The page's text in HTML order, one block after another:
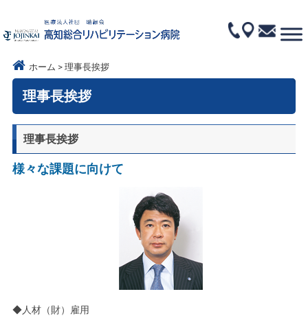
ホーム 理事長挨拶
理事長挨拶
理事長挨拶
様々な課題に向けて
◆人材（財）雇用